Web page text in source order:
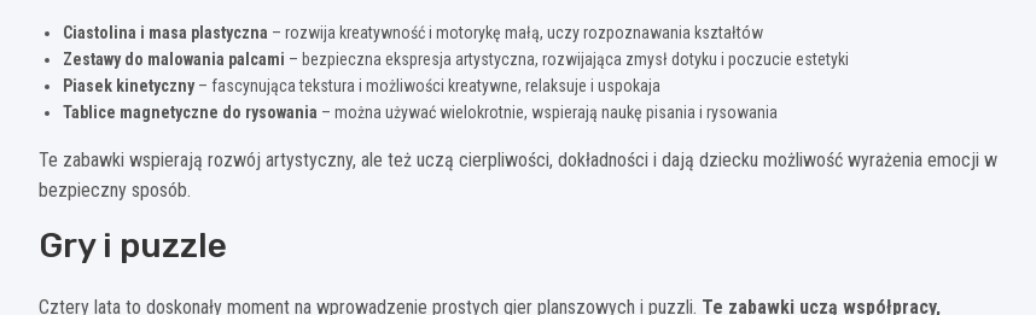
Ciastolina i masa plastyczna – rozwija kreatywność i motorykę małą, uczy rozpoznawania kształtów
Zestawy do malowania palcami – bezpieczna ekspresja artystyczna, rozwijająca zmysł dotyku i poczucie estetyki
Piasek kinetyczny– fascynująca tekstura i możliwości kreatywne, relaksuje i uspokaja
Tablice magnetyczne do rysowania – można używać wielokrotnie, wspierają naukę pisania i rysowania
Te zabawki wspierają rozwój artystyczny, ale też uczą cierpliwości, dokładności i dają dziecku możliwość wyrażenia emocji w
bezpieczny sposób.
Gry i puzzle
Cztery lata to doskonały moment na wprowadzenie prostych gier planszowych i puzzli. Te zabawki uczą współpracy,